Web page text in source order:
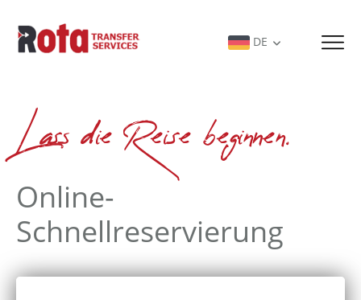
DE
Lass die Reise beginnen.
Online-
Schnellreservierung